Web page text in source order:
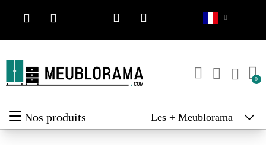
Nos produits Les + Meublorama